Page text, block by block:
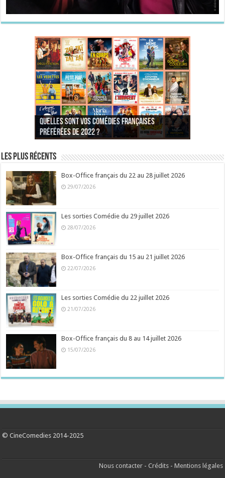
Quelles sont vos comédies françaises
préférées de 2022 ?
Quel est votre personnage préféré du Père
Noël est une ordure ?
Quelles sont vos comédies françaises
préférées de 2021 ?
Quel est votre « Gendarme » préféré ?
Quels sont vos 3 comédies de Jean-Marie Poiré
préférées ?
Quel est votre « Tati » préféré ?
Quel est votre « bronzé » préféré ?
Les plus récents
Box-Office français du 22 au 28 juillet 2026
29/07/2026
Les sorties Comédie du 29 juillet 2026
28/07/2026
Box-Office français du 15 au 21 juillet 2026
22/07/2026
Les sorties Comédie du 22 juillet 2026
21/07/2026
Box-Office français du 8 au 14 juillet 2026
15/07/2026
© CineComedies 2014-2025
Nous contacter- Crédits- Mentions légales